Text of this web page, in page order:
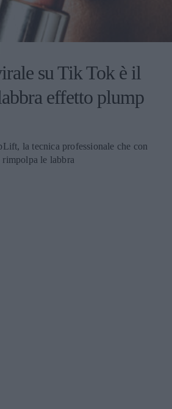
su Tik Tok è il
effetto plump
la tecnica professionale che con
le labbra